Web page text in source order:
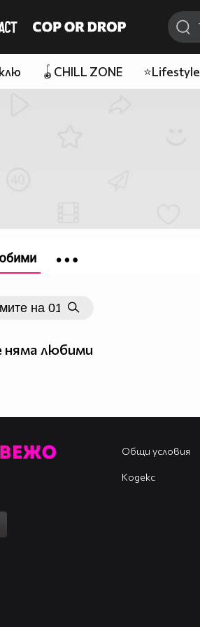
🪀CHILL ZONE ⭐Lifestyle
любими
Общи условия
Кодекс